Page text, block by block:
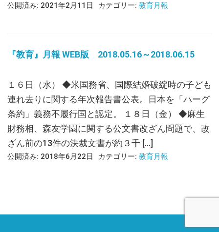
公開済み: 2021年2月11日 カテゴリー: 教育月報
『教育』月報 WEB版 2018.05.16～2018.06.15
１６日（水） ◆米国務省、国際結婚破綻時の子ども
連れ去りに関する年次報告書公表。日本を「ハーグ
条約」義務不履行国と認定。 １８日（金） ◆麻生
財務相、森友学園に関する公文書改ざん問題で、改
ざん前の13件の決裁文書が約３千 […]
公開済み: 2018年6月22日 カテゴリー: 教育月報